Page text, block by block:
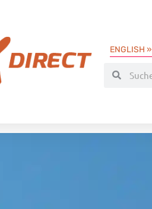
ENGLISH »